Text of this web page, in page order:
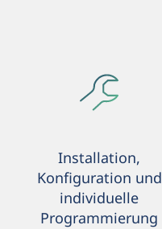
Installation,
Konfiguration und
individuelle
Programmierung